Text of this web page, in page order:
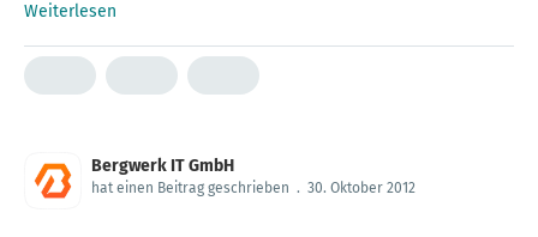
Weiterlesen
Bergwerk IT GmbH
hat einen Beitrag geschrieben . 30. Oktober 2012